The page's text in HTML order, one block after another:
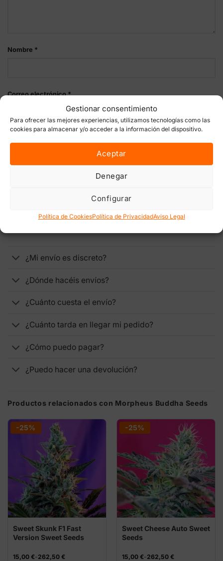
Gestionar consentimiento
Para ofrecer las mejores experiencias, utilizamos tecnologías como las
cookies para almacenar y/o acceder a la información del dispositivo.
Aceptar
Denegar
Configurar
Política de CookiesPolítica de PrivacidadAviso Legal
Nombre *
Correo electrónico*
navegador para la próxima vez que comente.
¿Mi envío es discreto?
¿Dónde hacéis envíos?
¿Cuánto cuesta el envío?
¿Cuánto tarda en llegar mi pedido?
¿Cómo puedo pagar?
¿Puedo hacer una devolución?
Productos relacionados con Morpheus Buddha Seeds
-25%
Sweet Skunk F1 Fast
Version Sweet Seeds
15,00 €-262,50 €
Rango
-25%
Sweet Cheese Auto Sweet
Seeds
15,00 €-262,50 €
Rango